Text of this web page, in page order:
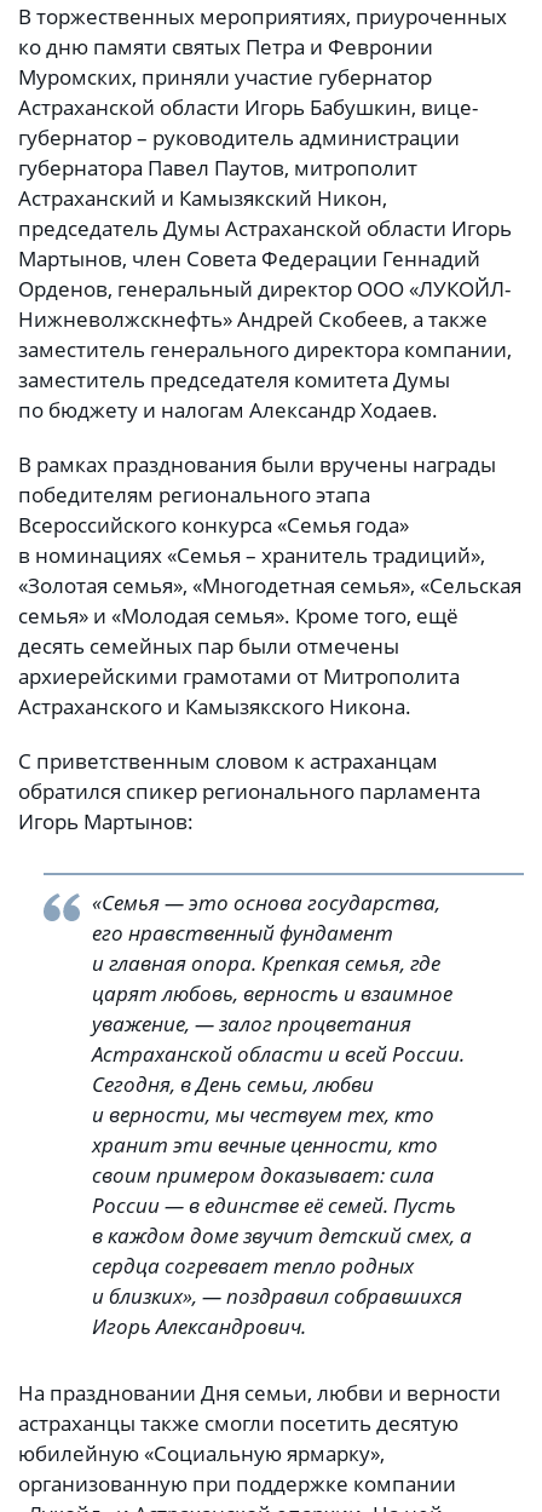
В торжественных мероприятиях, приуроченных
ко дню памяти святых Петра и Февронии
Муромских, приняли участие губернатор
Астраханской области Игорь Бабушкин, вице-
губернатор – руководитель администрации
губернатора Павел Паутов, митрополит
Астраханский и Камызякский Никон,
председатель Думы Астраханской области Игорь
Мартынов, член Совета Федерации Геннадий
Орденов, генеральный директор ООО «ЛУКОЙЛ-
Нижневолжскнефть» Андрей Скобеев, а также
заместитель генерального директора компании,
заместитель председателя комитета Думы
по бюджету и налогам Александр Ходаев.
В рамках празднования были вручены награды
победителям регионального этапа
Всероссийского конкурса «Семья года»
в номинациях «Семья – хранитель традиций»,
«Золотая семья», «Многодетная семья», «Сельская
семья» и «Молодая семья». Кроме того, ещё
десять семейных пар были отмечены
архиерейскими грамотами от Митрополита
Астраханского и Камызякского Никона.
С приветственным словом к астраханцам
обратился спикер регионального парламента
Игорь Мартынов:
«Семья — это основа государства,
его нравственный фундамент
и главная опора. Крепкая семья, где
царят любовь, верность и взаимное
уважение, — залог процветания
Астраханской области и всей России.
Сегодня, в День семьи, любви
и верности, мы чествуем тех, кто
хранит эти вечные ценности, кто
своим примером доказывает: сила
России — в единстве её семей. Пусть
в каждом доме звучит детский смех, а
сердца согревает тепло родных
и близких», — поздравил собравшихся
Игорь Александрович.
На праздновании Дня семьи, любви и верности
астраханцы также смогли посетить десятую
юбилейную «Социальную ярмарку»,
организованную при поддержке компании